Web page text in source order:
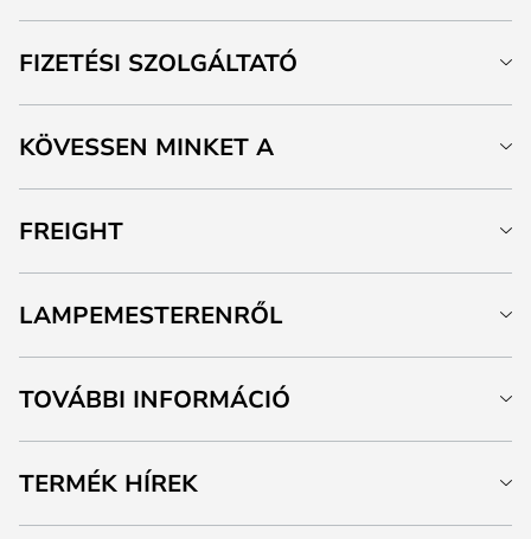
FIZETÉSI SZOLGÁLTATÓ
KÖVESSEN MINKET A
FREIGHT
LAMPEMESTERENRŐL
TOVÁBBI INFORMÁCIÓ
TERMÉK HÍREK